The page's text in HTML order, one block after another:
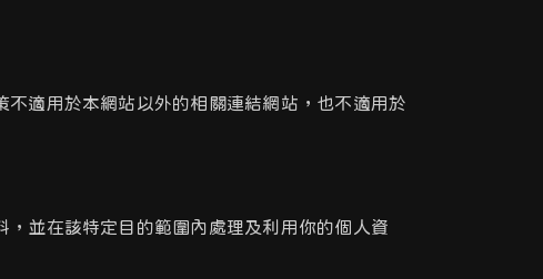
適用於本網站以外的相關連結網站，也不適用於
並在該特定目的範圍內處理及利用你的個人資